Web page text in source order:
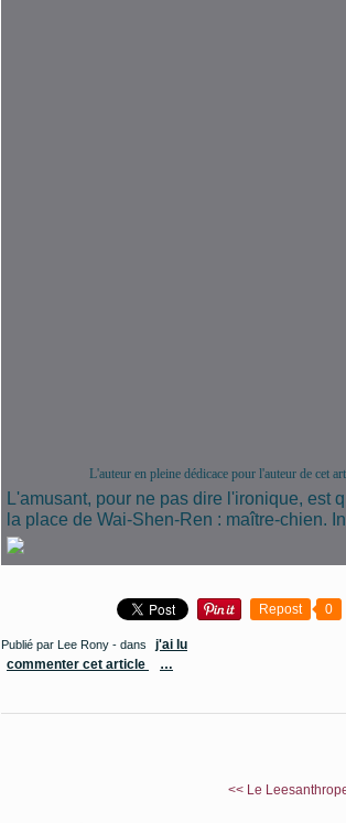
L'auteur en pleine dédicace pour l'auteur de cet
L'amusant, pour ne pas dire l'ironique, est
la place de Wai-Shen-Ren : maître-chien.
Repost 0
Publié par Lee Rony - dans
j'ai lu
commenter cet article
…
<< Le